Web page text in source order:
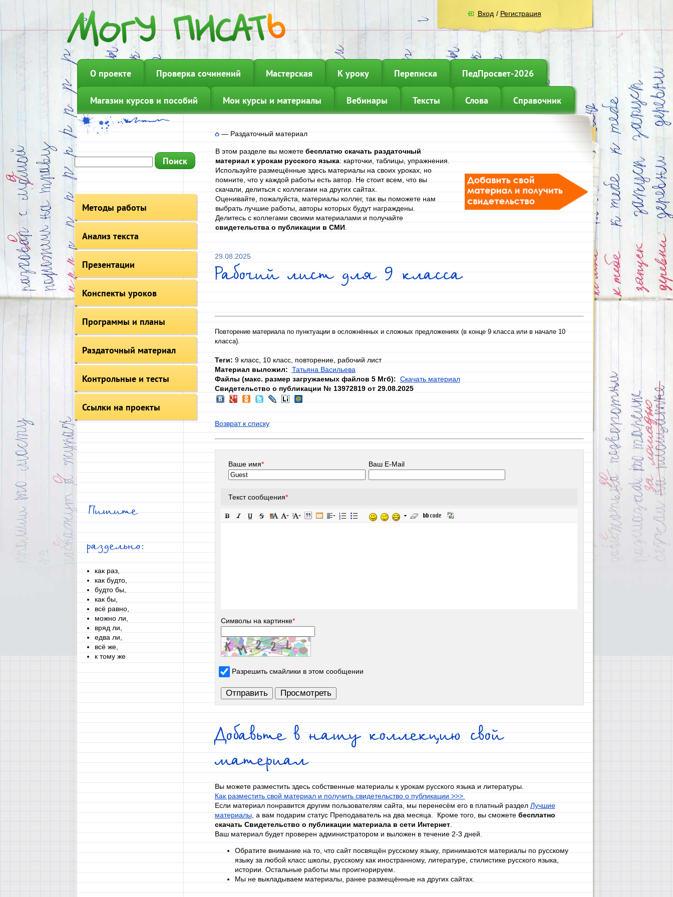
Вход / Регистрация
О проекте Проверка сочинений Мастерская К уроку Переписка ПедПросвет-2026
Магазин курсов и пособий Мои курсы и материалы Вебинары Тексты Слова Справочник
Методы работы
Анализ текста
Презентации
Конспекты уроков
Программы и планы
Раздаточный материал
Контрольные и тесты
Ссылки на проекты
Пишите
раздельно:
как раз,
как будто,
будто бы,
как бы,
всё равно,
можно ли,
вряд ли,
едва ли,
всё же,
к тому же
—Раздаточный материал
В этом разделе вы можетебесплатно скачать раздаточный
материал к урокам русского языка: карточки, таблицы, упражнения.
Используйте размещённые здесь материалы на своих уроках, но
помните, что у каждой работы есть автор. Не стоит всем, что вы
скачали, делиться с коллегами на других сайтах.
Оценивайте, пожалуйста, материалы коллег, так вы поможете нам
выбрать лучшие работы, авторы которых будут награждены.
Делитесь с коллегами своими материалами и получайте
свидетельства о публикации в СМИ.
29.08.2025
Рабочий лист для 9 класса
Повторение материала по пунктуации в осложнённых и сложных предложениях (в конце 9 класса или в начале 10
класса).
Теги: 9 класс, 10 класс, повторение, рабочий лист
Материал выложил: Татьяна Васильева
Файлы (макс. размер загружаемых файлов 5 Мгб): Скачать материал
Свидетельство о публикации № 13972819 от 29.08.2025
Возврат к списку
Ваше имя* Ваш E-Mail
Текст сообщения*
Символы на картинке*
Разрешить смайлики в этом сообщении
Добавьте в нашу коллекцию свой
материал
Вы можете разместить здесь собственные материалы к урокам русского языка и литературы.
Как разместить свой материал и получить свидетельство о публикации >>>
Если материал понравится другим пользователям сайта, мы перенесём его в платный разделЛучшие
материалы, а вам подарим статус Преподаватель на два месяца. Кроме того, вы сможетебесплатно
скачать Свидетельство о публикации материала в сети Интернет.
Ваш материал будет проверен администратором и выложен в течение 2-3 дней.
Обратите внимание на то, что сайт посвящён русскому языку, принимаются материалы по русскому
языку за любой класс школы, русскому как иностранному, литературе, стилистике русского языка,
истории. Остальные работы мы проигнорируем.
Мы не выкладываем материалы, ранее размещённые на других сайтах.